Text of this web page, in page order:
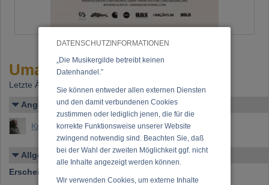
DATENSCHUTZINFORMATIONEN
„Die Musikergilde betreibt keinen
Datenhandel.”
Sie können entweder allen externen Diensten
und den damit verbundenen Cookies
zustimmen oder lediglich jenen, die für die
korrekte Funktionsweise unserer Website
zwingend notwendig sind. Beachten Sie, daß
bei der Wahl der zweiten Möglichkeit ggf. nicht
alle Inhalte angezeigt werden können.
Wir verwenden Cookies, um externe Inhalte
Uman - "Umanity"
Letzte Änderung: 05.07.2024
Angelegt von
Knoll, Johannes Maria
Allgemeines
Erscheinen bei: